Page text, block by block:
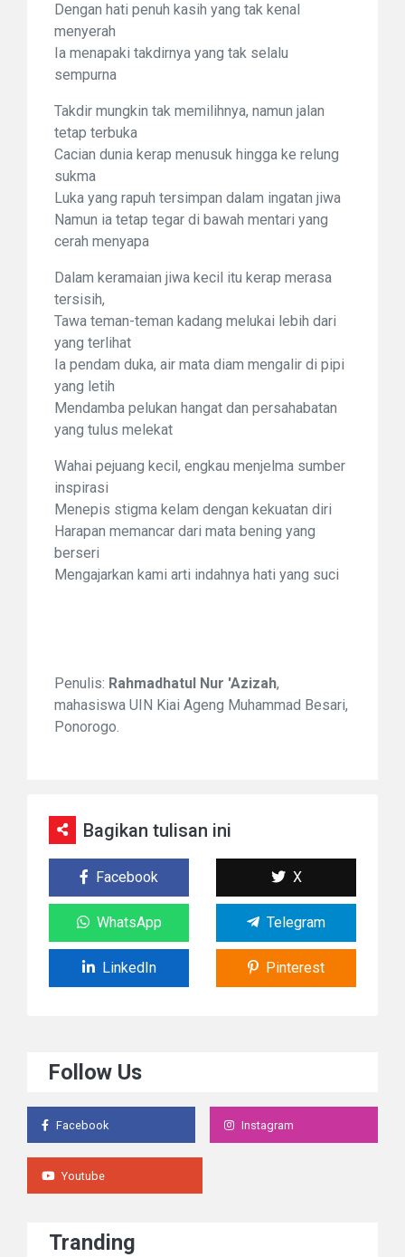
Dengan hati penuh kasih yang tak kenal
menyerah
Ia menapaki takdirnya yang tak selalu
sempurna
Takdir mungkin tak memilihnya, namun jalan
tetap terbuka
Cacian dunia kerap menusuk hingga ke relung
sukma
Luka yang rapuh tersimpan dalam ingatan jiwa
Namun ia tetap tegar di bawah mentari yang
cerah menyapa
Dalam keramaian jiwa kecil itu kerap merasa
tersisih,
Tawa teman-teman kadang melukai lebih dari
yang terlihat
Ia pendam duka, air mata diam mengalir di pipi
yang letih
Mendamba pelukan hangat dan persahabatan
yang tulus melekat
Wahai pejuang kecil, engkau menjelma sumber
inspirasi
Menepis stigma kelam dengan kekuatan diri
Harapan memancar dari mata bening yang
berseri
Mengajarkan kami arti indahnya hati yang suci
Penulis: Rahmadhatul Nur 'Azizah,
mahasiswa UIN Kiai Ageng Muhammad Besari,
Ponorogo.
Bagikan tulisan ini
Facebook X
WhatsApp Telegram
LinkedIn Pinterest
Follow Us
Facebook Instagram
Youtube
Tranding